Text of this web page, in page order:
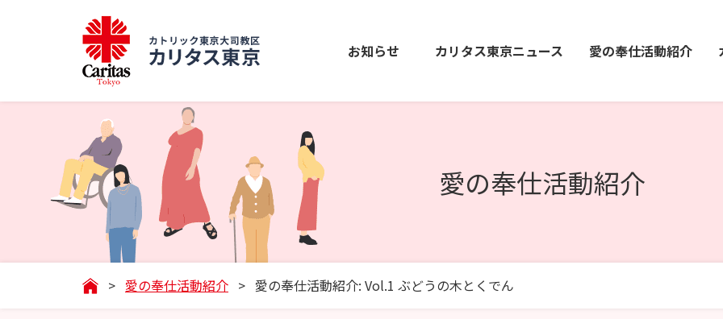
お知らせ カリタス東京ニュース 愛の奉仕活動紹介
愛の奉仕活動紹介
> 愛の奉仕活動紹介 > 愛の奉仕活動紹介: Vol.1 ぶどうの木とくでん